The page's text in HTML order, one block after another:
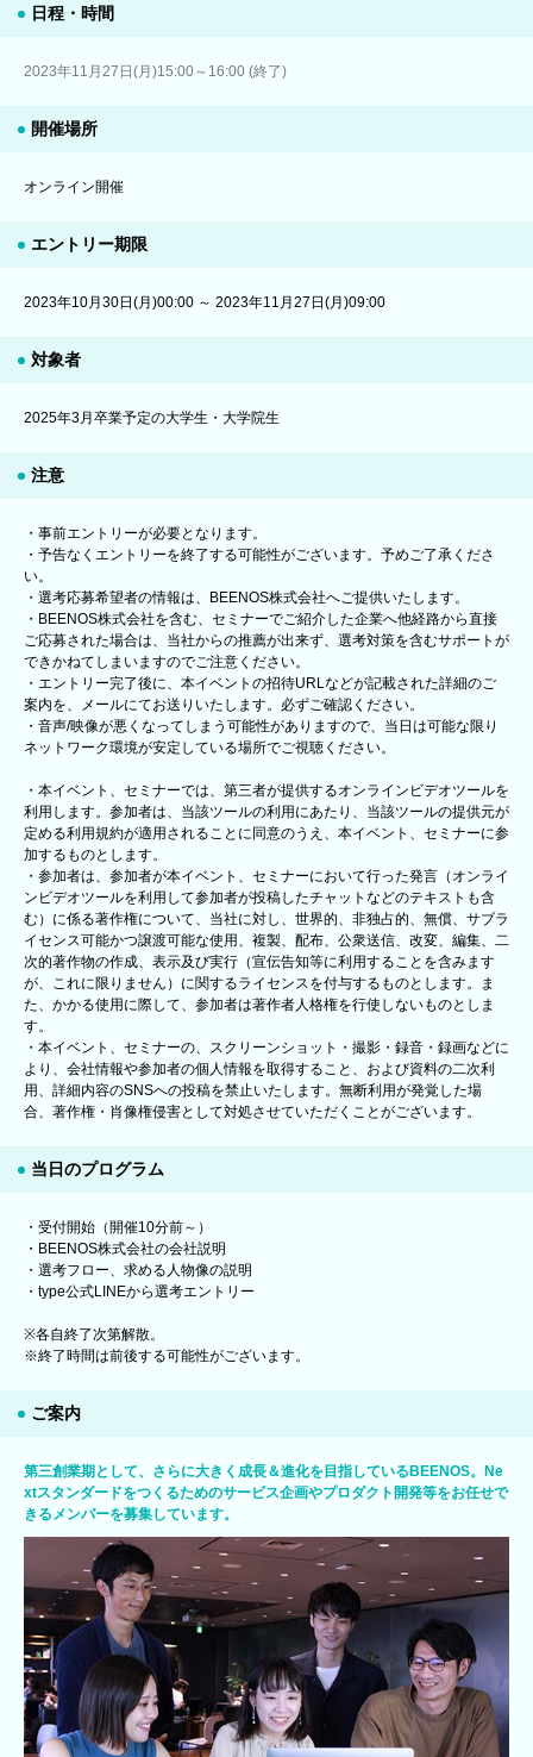
日程・時間
2023年11月27日(月)15:00～16:00 (終了)
開催場所
オンライン開催
エントリー期限
2023年10月30日(月)00:00 ～ 2023年11月27日(月)09:00
対象者
2025年3月卒業予定の大学生・大学院生
注意
・事前エントリーが必要となります。
・予告なくエントリーを終了する可能性がございます。予めご了承くださ
い。
・選考応募希望者の情報は、BEENOS株式会社へご提供いたします。
・BEENOS株式会社を含む、セミナーでご紹介した企業へ他経路から直接
ご応募された場合は、当社からの推薦が出来ず、選考対策を含むサポートが
できかねてしまいますのでご注意ください。
・エントリー完了後に、本イベントの招待URLなどが記載された詳細のご
案内を、メールにてお送りいたします。必ずご確認ください。
・音声/映像が悪くなってしまう可能性がありますので、当日は可能な限り
ネットワーク環境が安定している場所でご視聴ください。
・本イベント、セミナーでは、第三者が提供するオンラインビデオツールを
利用します。参加者は、当該ツールの利用にあたり、当該ツールの提供元が
定める利用規約が適用されることに同意のうえ、本イベント、セミナーに参
加するものとします。
・参加者は、参加者が本イベント、セミナーにおいて行った発言（オンライ
ンビデオツールを利用して参加者が投稿したチャットなどのテキストも含
む）に係る著作権について、当社に対し、世界的、非独占的、無償、サブラ
イセンス可能かつ譲渡可能な使用、複製、配布、公衆送信、改変、編集、二
次的著作物の作成、表示及び実行（宣伝告知等に利用することを含みます
が、これに限りません）に関するライセンスを付与するものとします。ま
た、かかる使用に際して、参加者は著作者人格権を行使しないものとしま
す。
・本イベント、セミナーの、スクリーンショット・撮影・録音・録画などに
より、会社情報や参加者の個人情報を取得すること、および資料の二次利
用、詳細内容のSNSへの投稿を禁止いたします。無断利用が発覚した場
合、著作権・肖像権侵害として対処させていただくことがございます。
当日のプログラム
・受付開始（開催10分前～）
・BEENOS株式会社の会社説明
・選考フロー、求める人物像の説明
・type公式LINEから選考エントリー
※各自終了次第解散。
※終了時間は前後する可能性がございます。
ご案内
第三創業期として、さらに大きく成長＆進化を目指しているBEENOS。Ne
xtスタンダードをつくるためのサービス企画やプロダクト開発等をお任せで
きるメンバーを募集しています。